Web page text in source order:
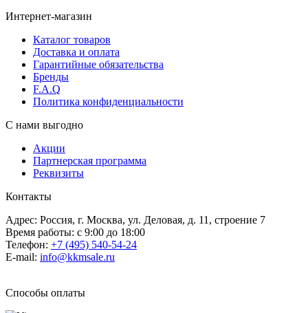
Интернет-магазин
Каталог товаров
Доставка и оплата
Гарантийные обязательства
Бренды
F.A.Q
Политика конфиденциальности
С нами выгодно
Акции
Партнерская программа
Реквизиты
Контакты
Адрес: Россия, г. Москва, ул. Деловая, д. 11, строение 7
Время работы: с 9:00 до 18:00
Телефон: +7 (495) 540-54-24
E-mail: info@kkmsale.ru
Способы оплаты